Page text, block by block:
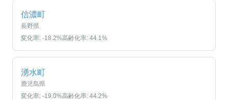
信濃町
長野県
変化率: -18.2%高齢化率: 44.1%
湧水町
鹿児島県
変化率: -19.0%高齢化率: 44.2%